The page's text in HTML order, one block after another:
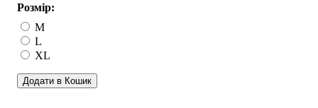
Розмір:
M
L
XL
Додати в Кошик